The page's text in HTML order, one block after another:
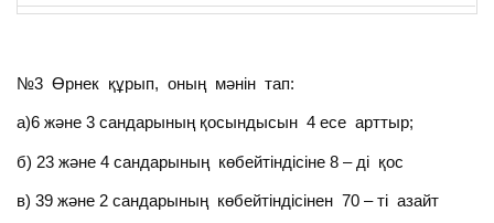
№3 Өрнек құрып, оның мәнін тап:
а)6 және 3 сандарының қосындысын 4 есе арттыр;
б) 23 және 4 сандарының көбейтіндісіне 8 – ді қос
в) 39 және 2 сандарының көбейтіндісінен 70 – ті азайт